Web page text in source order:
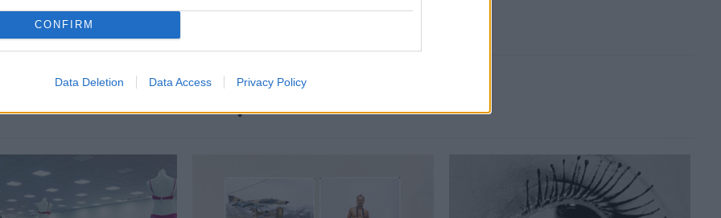
CONFIRM
Data Deletion Data Access Privacy Policy
Δείτε επίσης